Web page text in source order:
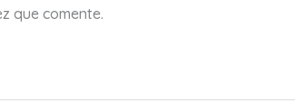
que comente.